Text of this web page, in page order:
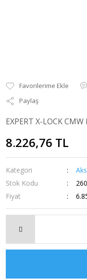
Paylaş
EXPERT X-LOCK
8.226,76 TL
Kategori
Stok Kodu
Fiyat